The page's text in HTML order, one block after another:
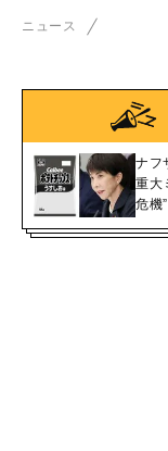
ニュース
ナフ
重大
危機”